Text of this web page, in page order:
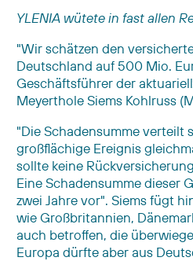
YLENIA wütete in fast allen
"Wir schätzen den
Deutschland auf 500 Mio.
Geschäftsführer der
Meyerthole Siems Kohlruss
"Die Schadensumme verteilt
großflächige Ereignis
sollte keine
Eine Schadensumme dieser
zwei Jahre vor". Siems fügt
wie Großbritannien,
auch betroffen, die
Europa dürfte aber aus